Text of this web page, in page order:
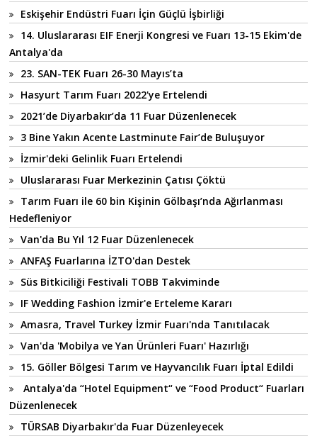
Eskişehir Endüstri Fuarı İçin Güçlü İşbirliği
14. Uluslararası EIF Enerji Kongresi ve Fuarı 13-15 Ekim'de
Antalya'da
23. SAN-TEK Fuarı 26-30 Mayıs’ta
Hasyurt Tarım Fuarı 2022'ye Ertelendi
2021’de Diyarbakır’da 11 Fuar Düzenlenecek
3 Bine Yakın Acente Lastminute Fair’de Buluşuyor
İzmir'deki Gelinlik Fuarı Ertelendi
Uluslararası Fuar Merkezinin Çatısı Çöktü
Tarım Fuarı ile 60 bin Kişinin Gölbaşı’nda Ağırlanması
Hedefleniyor
Van'da Bu Yıl 12 Fuar Düzenlenecek
ANFAŞ Fuarlarına İZTO'dan Destek
Süs Bitkiciliği Festivali TOBB Takviminde
IF Wedding Fashion İzmir'e Erteleme Kararı
Amasra, Travel Turkey İzmir Fuarı'nda Tanıtılacak
Van'da 'Mobilya ve Yan Ürünleri Fuarı' Hazırlığı
15. Göller Bölgesi Tarım ve Hayvancılık Fuarı İptal Edildi
Antalya'da “Hotel Equipment“ ve “Food Product“ Fuarları
Düzenlenecek
TÜRSAB Diyarbakır'da Fuar Düzenleyecek